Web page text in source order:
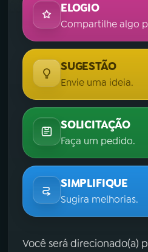
ELOGIO
Compartilhe algo
SUGESTÃO
Envie uma ideia.
SOLICITAÇÃO
Faça um pedido.
SIMPLIFIQUE
Sugira melhorias.
Você será direcionado(a)